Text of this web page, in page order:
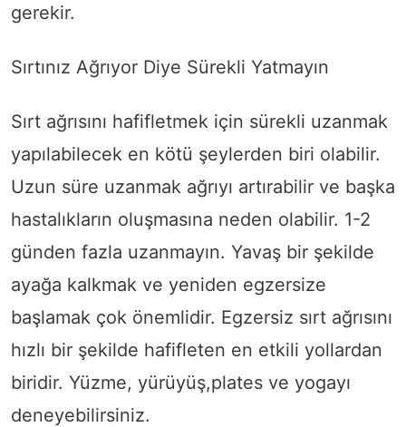
gerekir.
Sırtınız Ağrıyor Diye Sürekli Yatmayın
Sırt ağrısını hafifletmek için sürekli uzanmak
yapılabilecek en kötü şeylerden biri olabilir.
Uzun süre uzanmak ağrıyı artırabilir ve başka
hastalıkların oluşmasına neden olabilir. 1-2
günden fazla uzanmayın. Yavaş bir şekilde
ayağa kalkmak ve yeniden egzersize
başlamak çok önemlidir. Egzersiz sırt ağrısını
hızlı bir şekilde hafifleten en etkili yollardan
biridir. Yüzme, yürüyüş,plates ve yogayı
deneyebilirsiniz.